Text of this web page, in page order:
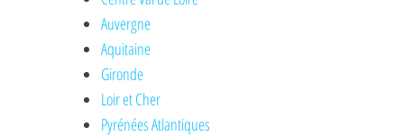
Auvergne
Aquitaine
Gironde
Loir et Cher
Pyrénées Atlantiques